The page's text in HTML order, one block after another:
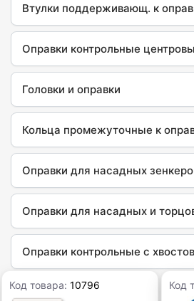
Втулки поддерживающ. к
Оправки контрольные
Головки и оправки
Кольца промежуточные к
Оправки для насадных
Оправки для насадных и
Оправки контрольные с
Код товара:10796 Код